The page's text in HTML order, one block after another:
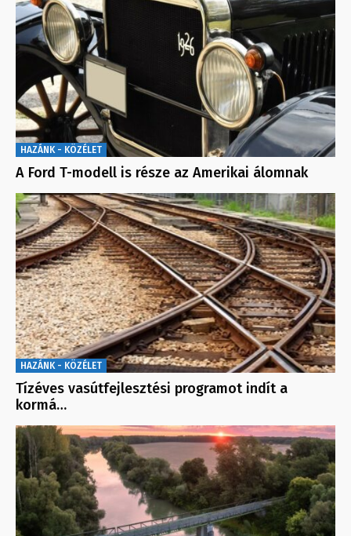
HAZÁNK - KÖZÉLET
A Ford T-modell is része az Amerikai álomnak
HAZÁNK - KÖZÉLET
Tízéves vasútfejlesztési programot indít a
kormá…